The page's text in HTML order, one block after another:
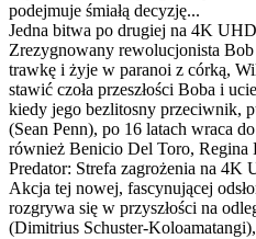
podejmuje śmiałą decyzję...
Jedna bitwa po drugiej na 4K
Zrezygnowany rewolucjonista
trawkę i żyje w paranoi z córką,
stawić czoła przeszłości Boba i
kiedy jego bezlitosny przeciwnik,
(Sean Penn), po 16 latach wraca
również Benicio Del Toro, Regina
Predator: Strefa zagrożenia na
Akcja tej nowej, fascynującej
rozgrywa się w przyszłości na
(Dimitrius Schuster-